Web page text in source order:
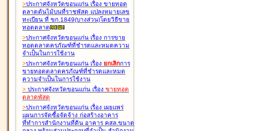
>ประกาศจังหวัดขอนแก่น เรื่อง ขายทอด
ตลาดต้นไม้บนที่ราชพัสดุ แปลงหมายเลข
ทะเบียน ที่ ขก.1849(บางส่วน)โดยวิธีขาย
ทอดตลาด
>ประกาศจังหวัดขอนแก่น เรื่อง การขาย
ทอดตลาดครุภัณฑ์ที่ชำรุดและหมดความ
จำเป็นในการใช้งาน
>ประกาศจังหวัดขอนแก่น เรื่อง ยกเลิกการ
ขายทอดตลาดครุภัณฑ์ที่ชำรุดและหมด
ความจำเป็นในการใช้งาน
> ประกาศจังหวัดขอนแก่น เรื่อง ขายทอด
ตลาดพัสดุ
>ประกาศจังหวัดขอนแก่น เรื่อง เผยแพร่
แผนการจัดซื้อจัดจ้าง ก่อสร้างอาคาร
ที่ทำการสำนักงานที่ดิน อาคาร คสล.ขนาด